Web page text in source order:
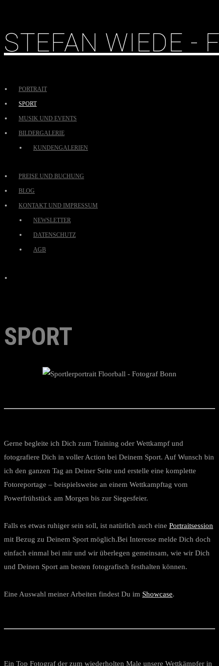
STEFAN WIEDE -
PORTRAIT
SPORT
MUSIK UND EVENTS
BILDERGALERIE
KUNDENGALERIEN
PREISE UND BUCHUNG
BLOG
KONTAKT UND IMPRESSUM
NEWSLETTER
DATENSCHUTZ
AGB
SPORT
Gerne begleite ich Dich zum Training oder Wettkampf und
fotografiere Dich in voller Action bei Deinem Sport. Auf Wunsch bin
ich den ganzen Tag an Deiner Seite und erstelle eine komplette
Fotoreportage – beispielsweise an einem Wettkampftag vom
Powerfrühstück am Morgen bis zur Siegesfeier.
Falls es etwas ruhiger sein soll, ist natürlich auch eine Portraitsession
mit Bezug zu Deinem Sport möglich.Bei Interesse melde Dich doch
einfach einmal bei mir und wir überlegen gemeinsam, wie wir Dich
und Deinen Sport am besten fotografisch festhalten können.
Eine Auswahl meiner Arbeiten findest Du im Showcase.
Ein Top Fotograf der zum wiederholten Male unsere Wettkämpfer in